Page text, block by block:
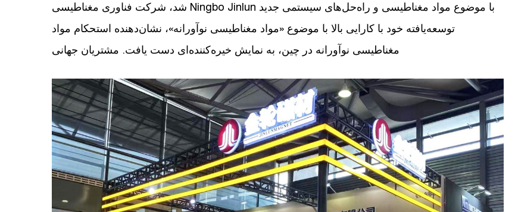
شد، شرکت فناوری مغناطیسی Ningbo Jinlun با موضوع مواد مغناطیسی و راه‌حل‌های سیستمی جدید
توسعه‌یافته خود با کارایی بالا با موضوع «مواد مغناطیسی نوآورانه»، نشان‌دهنده استحکام مواد
مغناطیسی نوآورانه در چین، به نمایش خیره‌کننده‌ای دست یافت. مشتریان جهانی